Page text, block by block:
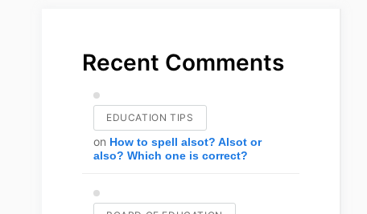
Recent Comments
EDUCATION TIPS
on How to spell alsot? Alsot or
also? Which one is correct?